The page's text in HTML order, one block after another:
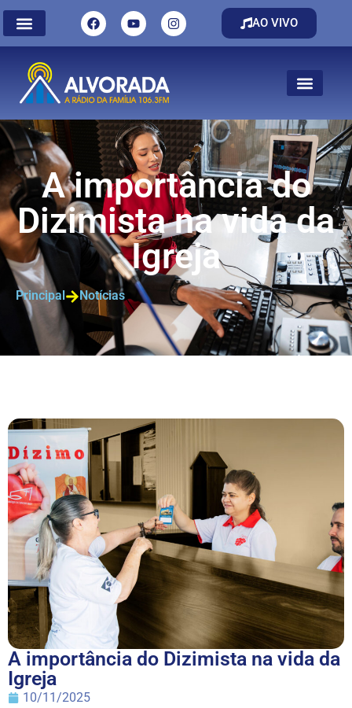
AO VIVO
A importância do
Dizimista na vida da
Igreja
Principal Notícias
A importância do Dizimista na vida da
Igreja
10/11/2025